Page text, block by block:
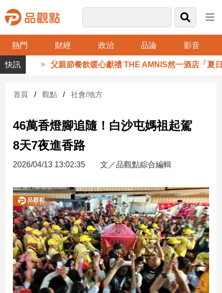
熱門 財經 政治 品論 影音
品
觀
財
台
財
新
產
經/
股
市
房
地
產
父親節餐飲暖心獻禮 THE AMNIS然一酒店「夏日
首頁 觀點 社會/地方
46萬香燈腳追隨！白沙屯媽祖起駕
8天7夜進香路
2026/04/13 13:02:35 文／品觀點綜合編輯